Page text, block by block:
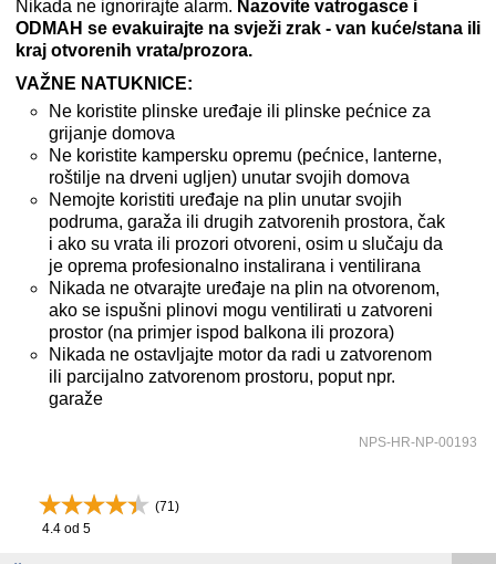
Nikada ne ignorirajte alarm. Nazovite vatrogasce i
ODMAH se evakuirajte na svježi zrak - van kuće/stana ili
kraj otvorenih vrata/prozora.
VAŽNE NATUKNICE:
Ne koristite plinske uređaje ili plinske pećnice za
grijanje domova
Ne koristite kampersku opremu (pećnice, lanterne,
roštilje na drveni ugljen) unutar svojih domova
Nemojte koristiti uređaje na plin unutar svojih
podruma, garaža ili drugih zatvorenih prostora, čak
i ako su vrata ili prozori otvoreni, osim u slučaju da
je oprema profesionalno instalirana i ventilirana
Nikada ne otvarajte uređaje na plin na otvorenom,
ako se ispušni plinovi mogu ventilirati u zatvoreni
prostor (na primjer ispod balkona ili prozora)
Nikada ne ostavljajte motor da radi u zatvorenom
ili parcijalno zatvorenom prostoru, poput npr.
garaže
NPS-HR-NP-00193
(71)
4.4 od 5